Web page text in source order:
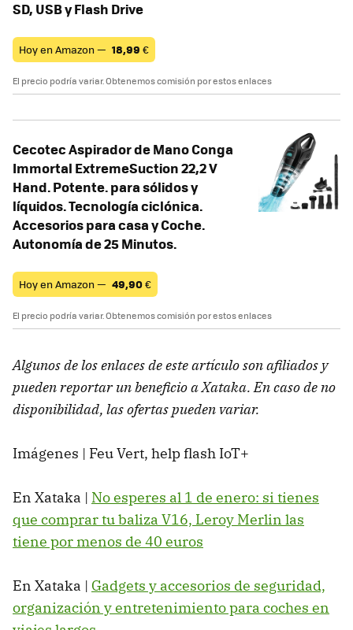
SD, USB y Flash Drive
Hoy en Amazon — 18,99 €
El precio podría variar. Obtenemos comisión por estos enlaces
Cecotec Aspirador de Mano Conga
Immortal ExtremeSuction 22,2 V
Hand. Potente. para sólidos y
líquidos. Tecnología ciclónica.
Accesorios para casa y Coche.
Autonomía de 25 Minutos.
Hoy en Amazon — 49,90€
El precio podría variar. Obtenemos comisión por estos enlaces
Algunos de los enlaces de este artículo son afiliados y
pueden reportar un beneficio a Xataka. En caso de no
disponibilidad, las ofertas pueden variar.
Imágenes | Feu Vert, help flash IoT+
En Xataka | No esperes al 1 de enero: si tienes
que comprar tu baliza V16, Leroy Merlin las
tiene por menos de 40 euros
En Xataka | Gadgets y accesorios de seguridad,
organización y entretenimiento para coches en